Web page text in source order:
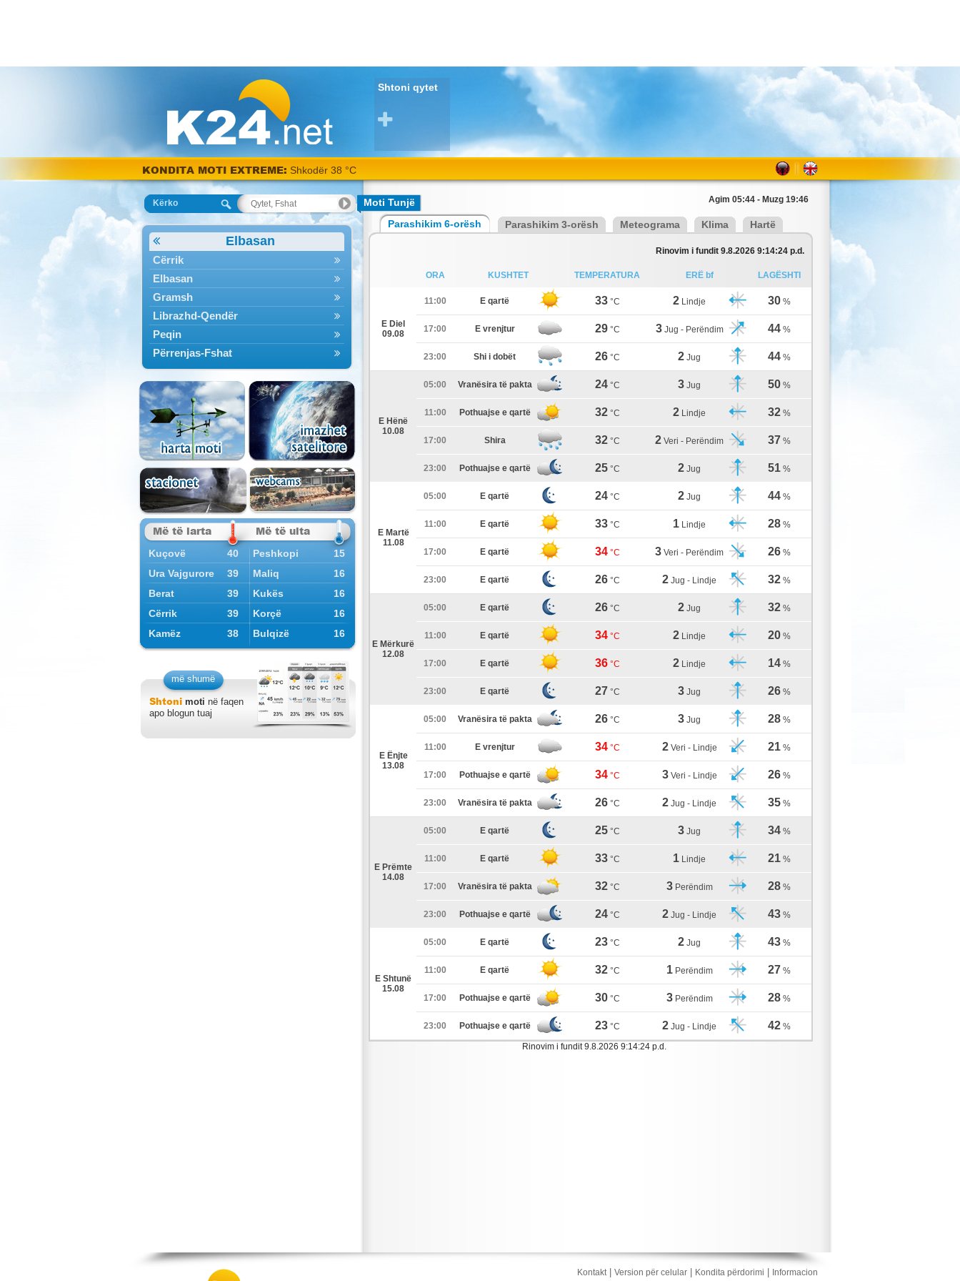
Shtoni qytet
KONDITA MOTI EXTREME: Shkodër 38 °C
Kërko
Elbasan
Cërrik
Elbasan
Gramsh
Librazhd-Qendër
Peqin
Përrenjas-Fshat
Më të larta Më të ulta
Kuçovë 40 Peshkopi
15
Ura Vajgurore
39 Maliq
16
Berat
39 Kukës
16
Cërrik
39 Korçë
16
Kamëz
38 Bulqizë 16
më shumë
Shtoni moti në faqen
apo blogun tuaj
Moti Tunjë Agim 05:44 - Muzg 19:46
Parashikim 6-orësh Parashikim 3-orësh Meteograma Klima Hartë
Rinovim i fundit 9.8.2026 9:14:24 p.d.
ORA KUSHTET TEMPERATURA ERË bf LAGËSHTI
E Diel
09.08
11:00 E qartë 33 °C 2 Lindje 30 %
17:00 E vrenjtur 29 °C 3 Jug - Perëndim 44 %
23:00 Shi i dobët 26 °C 2 Jug 44 %
E Hënë
10.08
05:00 Vranësira të pakta 24 °C 3 Jug 50 %
11:00 Pothuajse e qartë 32 °C 2 Lindje 32 %
17:00 Shira 32 °C 2 Veri - Perëndim 37 %
23:00 Pothuajse e qartë 25 °C 2 Jug 51 %
E Martë
11.08
05:00 E qartë 24 °C 2 Jug 44 %
11:00 E qartë 33 °C 1 Lindje 28 %
17:00 E qartë 34 °C 3 Veri - Perëndim 26 %
23:00 E qartë 26 °C 2 Jug - Lindje 32 %
E Mërkurë
12.08
05:00 E qartë 26 °C 2 Jug 32 %
11:00 E qartë 34 °C 2 Lindje 20 %
17:00 E qartë 36 °C 2 Lindje 14 %
23:00 E qartë 27 °C 3 Jug 26 %
E Ënjte
13.08
05:00 Vranësira të pakta 26 °C 3 Jug 28 %
11:00 E vrenjtur 34 °C 2 Veri - Lindje 21 %
17:00 Pothuajse e qartë 34 °C 3 Veri - Lindje 26 %
23:00 Vranësira të pakta 26 °C 2 Jug - Lindje 35 %
E Prëmte
14.08
05:00 E qartë 25 °C 3 Jug 34 %
11:00 E qartë 33 °C 1 Lindje 21 %
17:00 Vranësira të pakta 32 °C 3 Perëndim 28 %
23:00 Pothuajse e qartë 24 °C 2 Jug - Lindje 43 %
E Shtunë
15.08
05:00 E qartë 23 °C 2 Jug 43 %
11:00 E qartë 32 °C 1 Perëndim 27 %
17:00 Pothuajse e qartë 30 °C 3 Perëndim 28 %
23:00 Pothuajse e qartë 23 °C 2 Jug - Lindje 42 %
Rinovim i fundit 9.8.2026 9:14:24 p.d.
Kontakt| Version për celular Kondita përdorimi Informacion